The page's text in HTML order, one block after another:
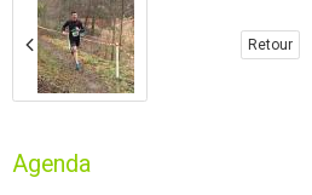
Retour
Agenda